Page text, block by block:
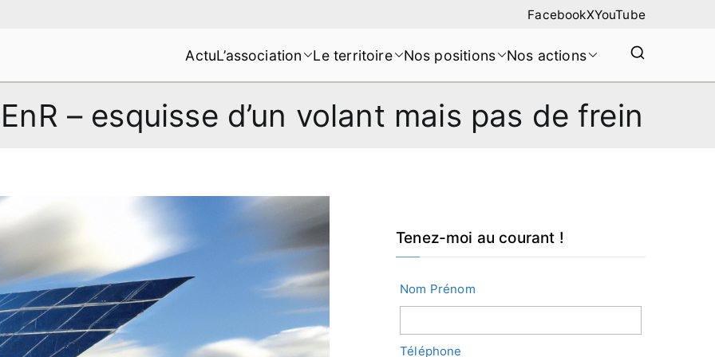
FacebookXYouTube
de la Montagne de Lure
ActuL’association Le territoire Nos positions Nos actions
– esquisse d’un volant mais pas de frein
Tenez-moi au courant !
Nom Prénom
Téléphone